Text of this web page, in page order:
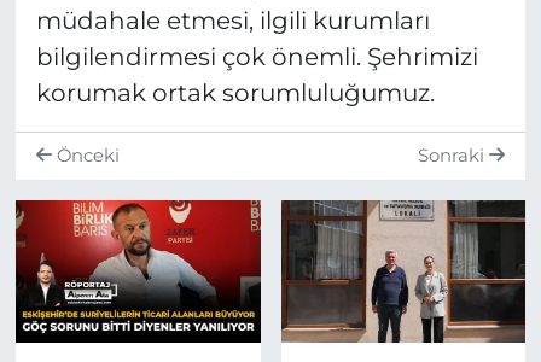
müdahale etmesi, ilgili kurumları
bilgilendirmesi çok önemli. Şehrimizi
korumak ortak sorumluluğumuz.
Önceki Sonraki